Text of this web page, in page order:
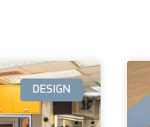
DESIGN